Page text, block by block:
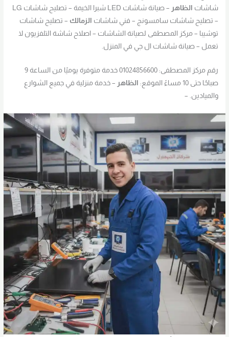
شاشات الظاهر
– صيانة شاشات LED شبرا الخيمة – تصليح شاشات LG
– تصليح شاشات سامسونج – فني شاشات الزمالك – تصليح شاشات
توشيبا – مركز المصطفى لصيانة الشاشات – اصلاح شاشة التلفزيون لا
تعمل – صيانة شاشات ال جي في المنزل.
رقم مركز المصطفى: 01024856600 خدمة متوفرة يوميًا من الساعة 9
صباحًا حتى 10 مساءً الموقع:
الظاهر – خدمة منزلية في جميع الشوارع
والميادين. –